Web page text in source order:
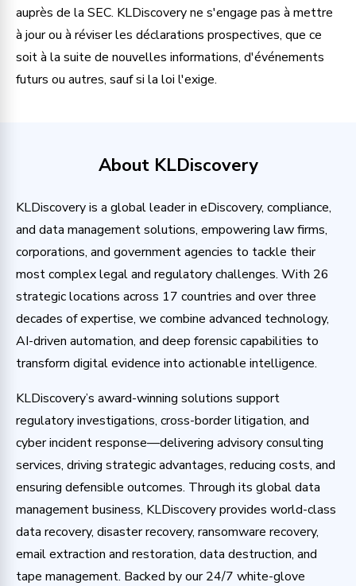
auprès de la SEC. KLDiscovery ne s'engage pas à mettre
à jour ou à réviser les déclarations prospectives, que ce
soit à la suite de nouvelles informations, d'événements
futurs ou autres, sauf si la loi l'exige.
About KLDiscovery
KLDiscovery is a global leader in eDiscovery, compliance,
and data management solutions, empowering law firms,
corporations, and government agencies to tackle their
most complex legal and regulatory challenges. With 26
strategic locations across 17 countries and over three
decades of expertise, we combine advanced technology,
AI-driven automation, and deep forensic capabilities to
transform digital evidence into actionable intelligence.
KLDiscovery’s award-winning solutions support
regulatory investigations, cross-border litigation, and
cyber incident response—delivering advisory consulting
services, driving strategic advantages, reducing costs, and
ensuring defensible outcomes. Through its global data
management business, KLDiscovery provides world-class
data recovery, disaster recovery, ransomware recovery,
email extraction and restoration, data destruction, and
tape management. Backed by our 24/7 white-glove